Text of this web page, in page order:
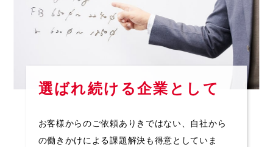
選ばれ続ける企業として
お客様からのご依頼ありきではない、自社から
の働きかけによる課題解決も得意としていま